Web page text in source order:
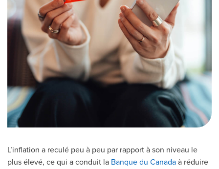
L’inflation a reculé peu à peu par rapport à son niveau le
plus élevé, ce qui a conduit la Banque du Canada à réduire